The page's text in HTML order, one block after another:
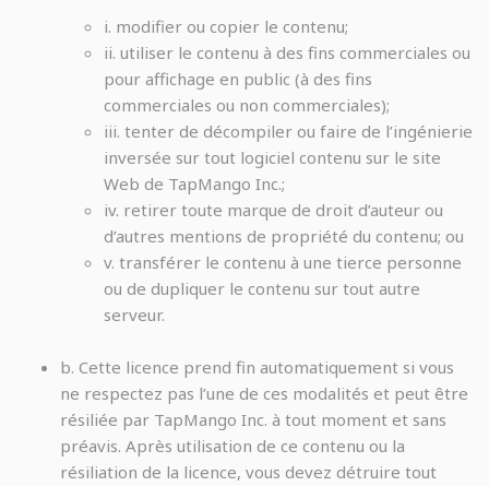
i. modifier ou copier le contenu;
ii. utiliser le contenu à des fins commerciales ou
pour affichage en public (à des fins
commerciales ou non commerciales);
iii. tenter de décompiler ou faire de l’ingénierie
inversée sur tout logiciel contenu sur le site
Web de TapMango Inc.;
iv. retirer toute marque de droit d’auteur ou
d’autres mentions de propriété du contenu; ou
v. transférer le contenu à une tierce personne
ou de dupliquer le contenu sur tout autre
serveur.
b. Cette licence prend fin automatiquement si vous
ne respectez pas l’une de ces modalités et peut être
résiliée par TapMango Inc. à tout moment et sans
préavis. Après utilisation de ce contenu ou la
résiliation de la licence, vous devez détruire tout